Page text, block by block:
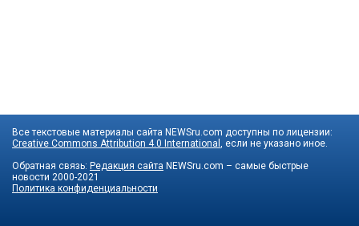
Все текстовые материалы сайта NEWSru.com доступны по лицензии:
Creative Commons Attribution 4.0 International
, если не указано иное.
Обратная связь: Редакция сайта NEWSru.com – самые быстрые
новости 2000-2021
Политика конфиденциальности